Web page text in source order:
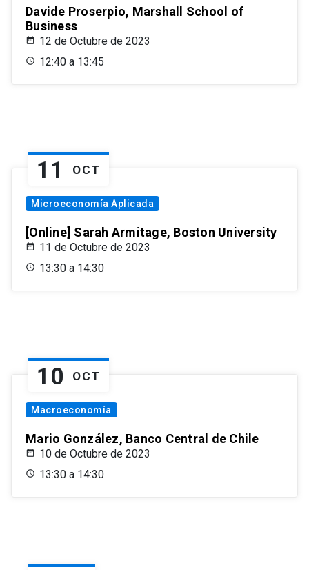
Davide Proserpio, Marshall School of
Business
12 de Octubre de 2023
12:40 a 13:45
11 OCT
Microeconomía Aplicada
[Online] Sarah Armitage, Boston University
11 de Octubre de 2023
13:30 a 14:30
10 OCT
Macroeconomía
Mario González, Banco Central de Chile
10 de Octubre de 2023
13:30 a 14:30